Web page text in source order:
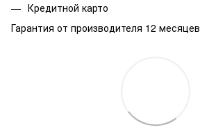
Кредитной карто
Гарантия от производителя 12 месяцев